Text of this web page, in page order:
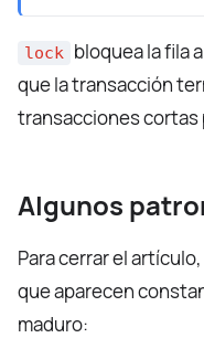
lock bloquea la fila
que la transacción
transacciones cortas
Algunos
Para cerrar el
que aparecen
maduro: